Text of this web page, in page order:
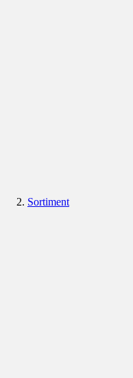
Sortiment